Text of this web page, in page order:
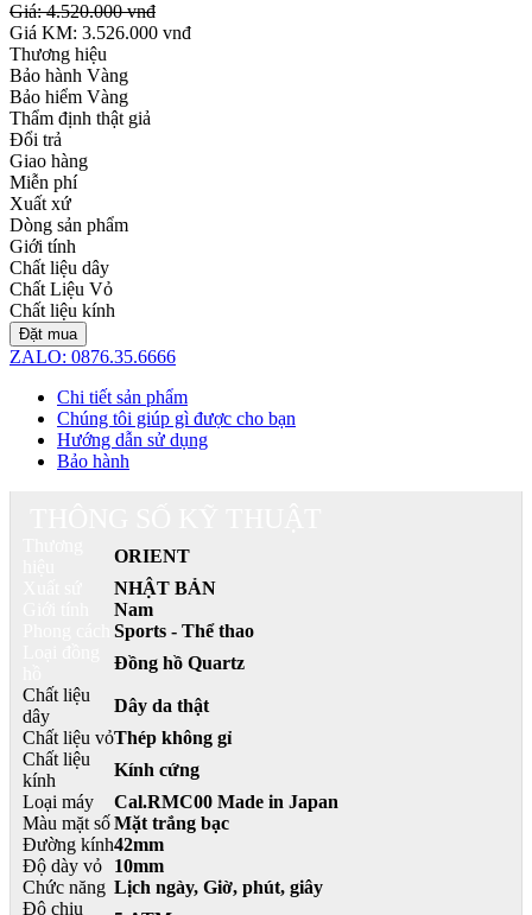
Giá:4.520.000 vnđ
Giá KM: 3.526.000 vnđ
Thương hiệu
Bảo hành Vàng
Bảo hiểm Vàng
Thẩm định thật giả
Đổi trả
Giao hàng
Miễn phí
Xuất xứ
Dòng sản phẩm
Giới tính
Chất liệu dây
Chất Liệu Vỏ
Chất liệu kính
Đặt mua
ZALO: 0876.35.6666
Chi tiết sản phẩm
Chúng tôi giúp gì được cho bạn
Hướng dẫn sử dụng
Bảo hành
ORIENT
NHẬT BẢN
Nam
Sports - Thể thao
Đồng hồ Quartz
Chất liệu
dây
Dây da thật
Chất liệu vỏThép không gỉ
Chất liệu
kính
Kính cứng
Loại máy
Cal.RMC00 Made in Japan
Màu mặt sốMặt trắng bạc
Đường kính42mm
Độ dày vỏ
10mm
Chức năng Lịch ngày, Giờ, phút, giây
Độ chịu